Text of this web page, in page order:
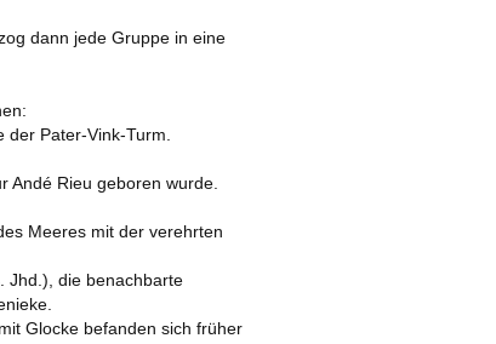
dann jede Gruppe in eine
Pater-Vink-Turm.
Andé Rieu geboren wurde.
Meeres mit der verehrten
Jhd.), die benachbarte
Glocke befanden sich früher